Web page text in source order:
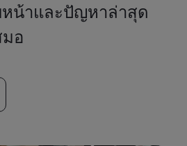
น้าและปัญหาล่าสุด
มอ